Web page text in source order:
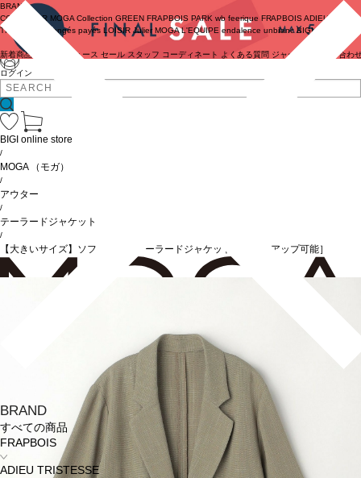
ログイン
BRAND
COUTURIER MOGA Collection GREEN FRAPBOIS PARK wb feerique FRAPBOIS ADIEU
TRISTESSE
congés payés LOISIR Julier MOGA L'EQUIPE endalence unbilanc BIGI online store
新着商品 ニュース セール スタッフ コーディネート よくある質問 ジャーナル お問い合わ
BRAND
すべての商品
FRAPBOIS
ADIEU TRISTESSE
BIGI online store
/
MOGA （モガ）
/
アウター
/
テーラードジャケット
/
【大きいサイズ】ソフトカラミテーラードジャケット［セットアップ可能］